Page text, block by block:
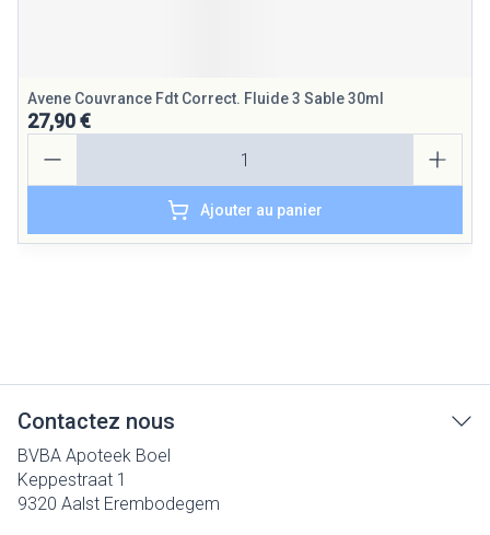
Avene Couvrance Fdt Correct. Fluide 3 Sable 30ml
27,90 €
Ajouter au panier
Contactez nous
BVBA Apoteek Boel
Keppestraat 1
9320 Aalst Erembodegem